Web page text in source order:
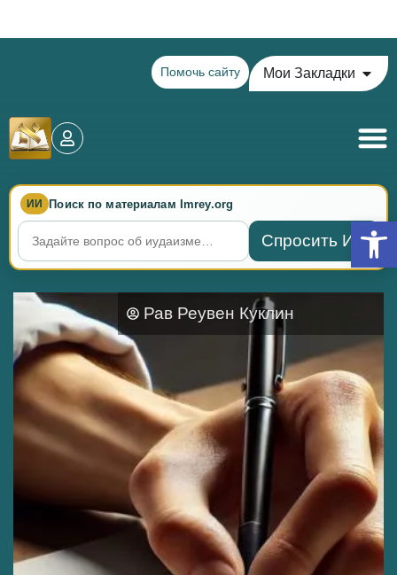
Помочь сайту Мои Закладки
ИИ Поиск по материалам Imrey.org
Спросить ИИ
Рав Реувен Куклин